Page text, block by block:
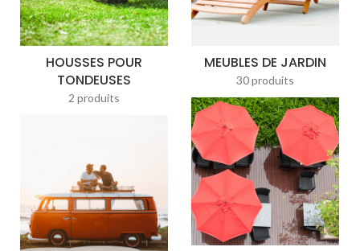
HOUSSES POUR
TONDEUSES
2 produits
MEUBLES DE JARDIN
30 produits